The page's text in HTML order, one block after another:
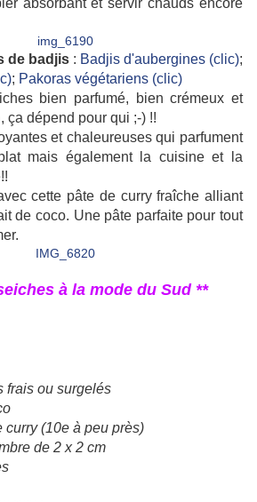
absorbant et servir chauds encore
de badjis : Badjis d'aubergines (clic);
; Pakoras végétariens (clic)
bien parfumé, bien crémeux et
ça dépend pour qui ;-) !!
et chaleureuses qui parfument
mais également la cuisine et la
cette pâte de curry fraîche alliant
de coco. Une pâte parfaite pour tout
à la mode du Sud **
frais ou surgelés
(10e à peu près)
de 2 x 2 cm